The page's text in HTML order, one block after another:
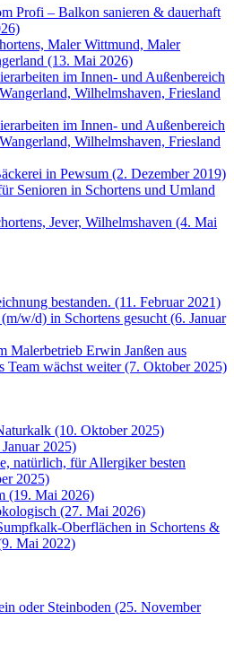
Profi – Balkon sanieren & dauerhaft
Maler Wittmund, Maler
(13. Mai 2026)
im Innen- und Außenbereich
Wilhelmshaven, Friesland
im Innen- und Außenbereich
Wilhelmshaven, Friesland
in Pewsum (2. Dezember 2019)
Senioren in Schortens und Umland
Jever, Wilhelmshaven (4. Mai
bestanden. (11. Februar 2021)
w/d) in Schortens gesucht (6. Januar
Malerbetrieb Erwin Janßen aus
Team wächst weiter (7. Oktober 2025)
(10. Oktober 2025)
2025)
natürlich, für Allergiker besten
2025)
(19. Mai 2026)
(27. Mai 2026)
Oberflächen in Schortens &
Mai 2022)
oder Steinboden (25. November